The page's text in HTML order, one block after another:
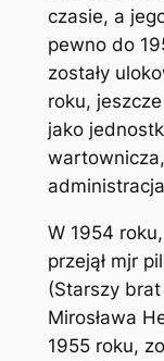
czasie, a
pewno do
zostały
roku,
jako
W 1954
przejął mjr
(Starszy
Mirosława
1955 roku,